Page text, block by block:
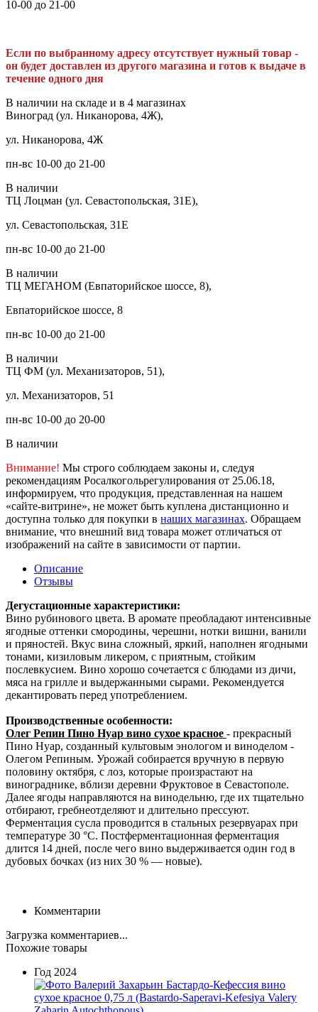
10-00 до 21-00
Если по выбранному адресу отсутствует нужный товар -
он будет доставлен из другого магазина и готов к выдаче в
течение одного дня
В наличии на складе и в 4 магазинах
Виноград (ул. Никанорова, 4Ж),
ул. Никанорова, 4Ж
пн-вс 10-00 до 21-00
В наличии
ТЦ Лоцман (ул. Севастопольская, 31Е),
ул. Севастопольская, 31Е
пн-вс 10-00 до 21-00
В наличии
ТЦ МЕГАНОМ (Евпаторийское шоссе, 8),
Евпаторийское шоссе, 8
пн-вс 10-00 до 21-00
В наличии
ТЦ ФМ (ул. Механизаторов, 51),
ул. Механизаторов, 51
пн-вс 10-00 до 20-00
В наличии
Внимание! Мы строго соблюдаем законы и, следуя
рекомендациям Росалкогольрегулирования от 25.06.18,
информируем, что продукция, представленная на нашем
«сайте-витрине», не может быть куплена дистанционно и
доступна только для покупки в наших магазинах. Обращаем
внимание, что внешний вид товара может отличаться от
изображений на сайте в зависимости от партии.
Описание
Отзывы
Дегустационные характеристики:
Вино рубинового цвета. В аромате преобладают интенсивные
ягодные оттенки смородины, черешни, нотки вишни, ванили
и пряностей. Вкус вина сложный, яркий, наполнен ягодными
тонами, кизиловым ликером, с приятным, стойким
послевкусием. Вино хорошо сочетается с блюдами из дичи,
мяса на грилле и выдержанными сырами. Рекомендуется
декантировать перед употреблением.
Производственные особенности:
Олег Репин Пино Нуар вино сухое красное - прекрасный
Пино Нуар, созданный культовым энологом и виноделом -
Олегом Репиным. Урожай собирается вручную в первую
половину октября, с лоз, которые произрастают на
винограднике, вблизи деревни Фруктовое в Севастополе.
Далее ягоды направляются на винодельню, где их тщательно
отбирают, гребнеотделяют и длительно прессуют.
Ферментация сусла проводится в стальных резервуарах при
температуре 30 °С. Постферментационная ферментация
длится 14 дней, после чего вино выдерживается один год в
дубовых бочках (из них 30 % — новые).
Комментарии
Загрузка комментариев...
Похожие товары
Год 2024